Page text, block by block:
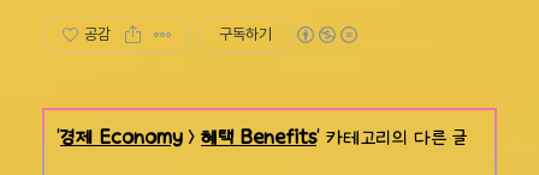
공감 구독하기
'경제 Economy > 혜택 Benefits' 카테고리의 다른 글